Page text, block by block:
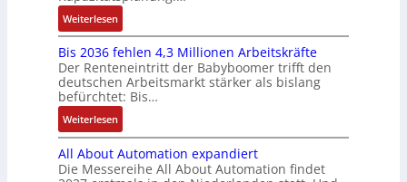
i
c
k
l
u
n
g
i
v
e
M
o
m
e
n
t
a
k
a
n
u
c
C
N
C
-
S
y
s
c
h
ä
f
t
s
f
h
r
m
e
s
:
Q
2
-
E
r
g
e
t
r
i
e
b
s
-
u
n
d
Weiterlesen:
K
I
b
r
a
u
c
h
t
Bis 2036 fehlen 4,3 Millionen Arbeitskräfte
Der Renteneintritt der Babyboomer trifft den
deutschen Arbeitsmarkt stärker als bislang
befürchtet: Bis…
Weiterlesen:
B
i
s
All About Automation expandiert
Die Messereihe All About Automation findet